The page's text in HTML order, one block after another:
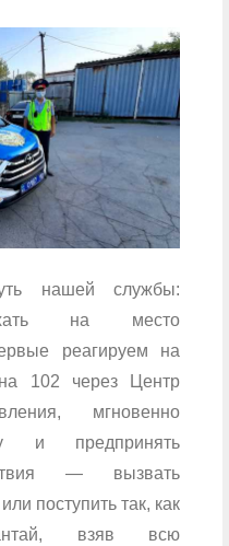
нашей службы:
на место
реагируем на
102 через Центр
мгновенно
и предпринять
— вызвать
поступить так, как
взяв всю